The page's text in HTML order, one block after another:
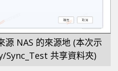
源 NAS 的來源地 (本次示
Sync_Test 共享資料夾)